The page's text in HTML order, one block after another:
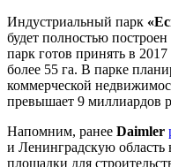
Индустриальный парк
будет полностью
парк готов принять в
более 55 га. В парке
коммерческой
превышает 9 миллиардов
Напомним, ранее Daimler
и Ленинградскую область
площадки для